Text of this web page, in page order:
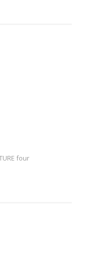
four